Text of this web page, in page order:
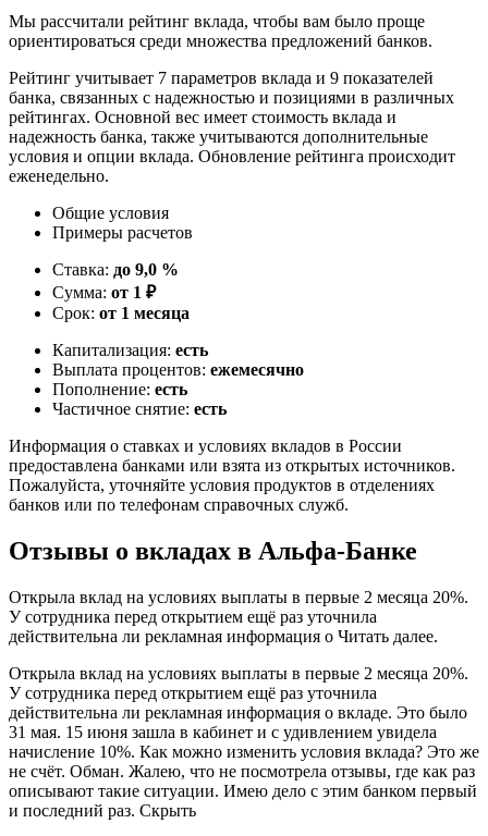
Мы рассчитали рейтинг вклада, чтобы вам было проще
ориентироваться среди множества предложений банков.
Рейтинг учитывает 7 параметров вклада и 9 показателей
банка, связанных с надежностью и позициями в различных
рейтингах. Основной вес имеет стоимость вклада и
надежность банка, также учитываются дополнительные
условия и опции вклада. Обновление рейтинга происходит
еженедельно.
Общие условия
Примеры расчетов
Ставка: до 9,0 %
Сумма: от 1 ₽
Срок: от 1 месяца
Капитализация: есть
Выплата процентов: ежемесячно
Пополнение: есть
Частичное снятие: есть
Информация о ставках и условиях вкладов в России
предоставлена банками или взята из открытых источников.
Пожалуйста, уточняйте условия продуктов в отделениях
банков или по телефонам справочных служб.
Отзывы о вкладах в Альфа-Банке
Открыла вклад на условиях выплаты в первые 2 месяца 20%.
У сотрудника перед открытием ещё раз уточнила
действительна ли рекламная информация о Читать далее.
Открыла вклад на условиях выплаты в первые 2 месяца 20%.
У сотрудника перед открытием ещё раз уточнила
действительна ли рекламная информация о вкладе. Это было
31 мая. 15 июня зашла в кабинет и с удивлением увидела
начисление 10%. Как можно изменить условия вклада? Это же
не счёт. Обман. Жалею, что не посмотрела отзывы, где как раз
описывают такие ситуации. Имею дело с этим банком первый
и последний раз. Скрыть